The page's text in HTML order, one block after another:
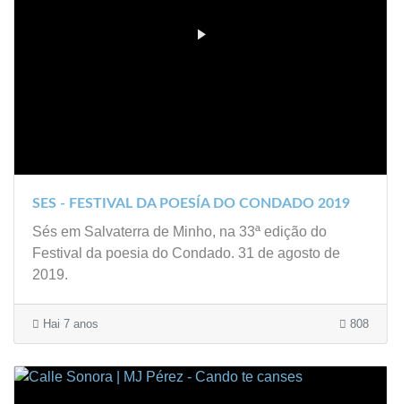
SES - FESTIVAL DA POESÍA DO CONDADO 2019
Sés em Salvaterra de Minho, na 33ª edição do
Festival da poesia do Condado. 31 de agosto de
2019.
Hai 7 anos 808